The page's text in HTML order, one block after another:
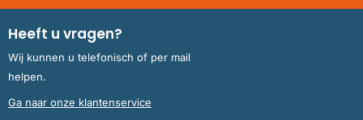
Heeft u vragen?
Wij kunnen u telefonisch of per mail
helpen.
Ga naar onze klantenservice